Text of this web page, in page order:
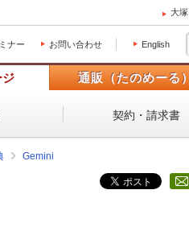
大
ナー お問い合わせ English
通販（たのめーる
契約・請求書
Gemini